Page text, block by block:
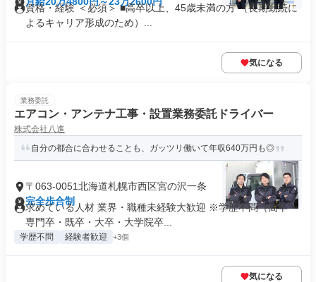
資格・経験 ＜必須＞ ■高卒以上、45歳未満の方 （長期勤続に
よるキャリア形成のため）...
気になる
業務委託
エアコン・アンテナ工事・設置業務委託ドライバー
株式会社八進
自分の都合に合わせることも、ガッツリ働いて年収640万円も◎
〒063-0051北海道札幌市西区宮の沢一条
完全歩合制
求めている人材 業界・職種未経験大歓迎 ※学歴不問（高卒・
専門卒・既卒・大卒・大学院卒...
学歴不問 経験者歓迎 +3個
気になる